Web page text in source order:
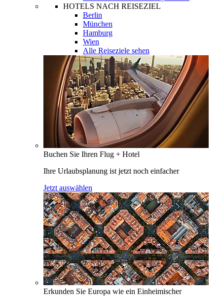
HOTELS NACH REISEZIEL
Berlin
München
Hamburg
Wien
Alle Reiseziele sehen
Buchen Sie Ihren Flug + Hotel
Ihre Urlaubsplanung ist jetzt noch einfacher
Jetzt auswählen
Erkunden Sie Europa wie ein Einheimischer